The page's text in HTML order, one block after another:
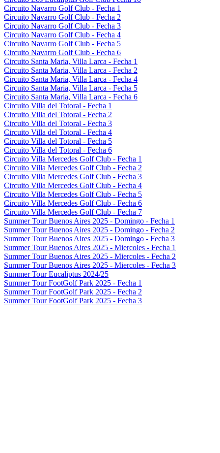
Circuito Navarro Golf Club - Fecha 1
Circuito Navarro Golf Club - Fecha 2
Circuito Navarro Golf Club - Fecha 3
Circuito Navarro Golf Club - Fecha 4
Circuito Navarro Golf Club - Fecha 5
Circuito Navarro Golf Club - Fecha 6
Circuito Santa Maria, Villa Larca - Fecha 1
Circuito Santa Maria, Villa Larca - Fecha 2
Circuito Santa Maria, Villa Larca - Fecha 4
Circuito Santa Maria, Villa Larca - Fecha 5
Circuito Santa Maria, Villa Larca - Fecha 6
Circuito Villa del Totoral - Fecha 1
Circuito Villa del Totoral - Fecha 2
Circuito Villa del Totoral - Fecha 3
Circuito Villa del Totoral - Fecha 4
Circuito Villa del Totoral - Fecha 5
Circuito Villa del Totoral - Fecha 6
Circuito Villa Mercedes Golf Club - Fecha 1
Circuito Villa Mercedes Golf Club - Fecha 2
Circuito Villa Mercedes Golf Club - Fecha 3
Circuito Villa Mercedes Golf Club - Fecha 4
Circuito Villa Mercedes Golf Club - Fecha 5
Circuito Villa Mercedes Golf Club - Fecha 6
Circuito Villa Mercedes Golf Club - Fecha 7
Summer Tour Buenos Aires 2025 - Domingo - Fecha 1
Summer Tour Buenos Aires 2025 - Domingo - Fecha 2
Summer Tour Buenos Aires 2025 - Domingo - Fecha 3
Summer Tour Buenos Aires 2025 - Miercoles - Fecha 1
Summer Tour Buenos Aires 2025 - Miercoles - Fecha 2
Summer Tour Buenos Aires 2025 - Miercoles - Fecha 3
Summer Tour Eucaliptus 2024/25
Summer Tour FootGolf Park 2025 - Fecha 1
Summer Tour FootGolf Park 2025 - Fecha 2
Summer Tour FootGolf Park 2025 - Fecha 3